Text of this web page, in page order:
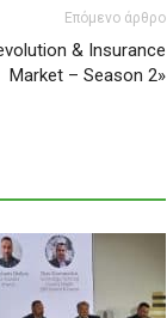
Επόμενο άρθρο
& Insurance
Market – Season 2»